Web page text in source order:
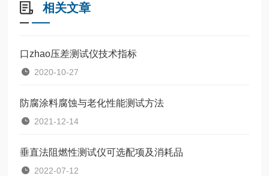
相关文章
口zhao压差测试仪技术指标
2020-10-27
防腐涂料腐蚀与老化性能测试方法
2021-12-14
垂直法阻燃性测试仪可选配项及消耗品
2022-07-12